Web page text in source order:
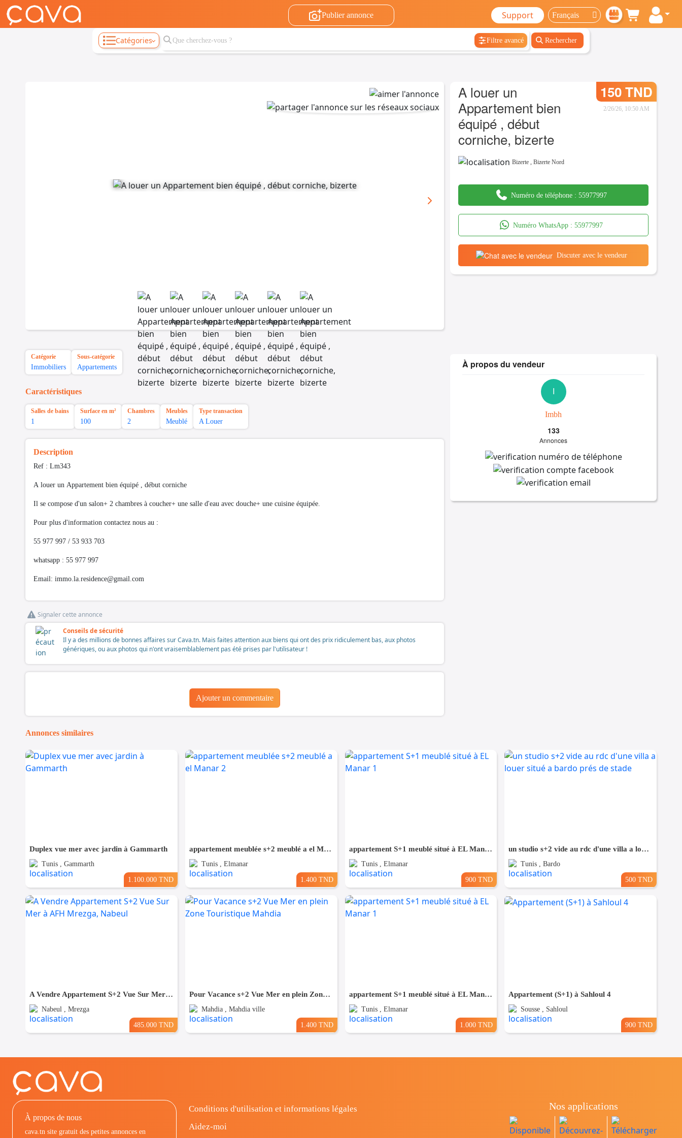
Publier annonce Support
Catégories Filtre avancé Rechercher
A louer un
Appartement bien
équipé , début
corniche, bizerte
150 TND
2/26/26, 10:50 AM
Bizerte ,Bizerte Nord
Numéro de téléphone : 55977997
Numéro WhatsApp :55977997
Discuter avec le vendeur
Catégorie
Immobiliers
Sous-catégorie
Appartements
Caractéristiques
Salles de bains
1
Surface en m²
100
Chambres
2
Meubles
Meublé
Type transaction
A Louer
Description
Ref : Lm343
A louer un Appartement bien équipé , début corniche
Il se compose d'un salon+ 2 chambres à coucher+ une salle d'eau avec douche+ une cuisine équipée.
Pour plus d'information contactez nous au :
55 977 997 / 53 933 703
whatsapp : 55 977 997
Email: immo.la.residence@gmail.com
Signaler cette annonce
Conseils de sécurité
Il y a des millions de bonnes affaires sur Cava.tn. Mais faites attention aux biens qui ont des prix ridiculement bas, aux photos
génériques, ou aux photos qui n'ont vraisemblablement pas été prises par l'utilisateur !
Ajouter un commentaire
À propos du vendeur
Imbh
133
Annonces
Annonces similaires
Duplex vue mer avec jardin à Gammarth
Tunis , Gammarth
1.100.000 TND
appartement meublée s+2 meublé a el Manar 2
Tunis , Elmanar
1.400 TND
appartement S+1 meublé situé à EL Manar 1
Tunis , Elmanar
900 TND
un studio s+2 vide au rdc d'une villa a louer situé a bardo prés de stade
Tunis , Bardo
500 TND
A Vendre Appartement S+2 Vue Sur Mer à AFH Mrezga, Nabeul
Nabeul , Mrezga
485.000 TND
Pour Vacance s+2 Vue Mer en plein Zone Touristique Mahdia
Mahdia , Mahdia ville
1.400 TND
appartement S+1 meublé situé à EL Manar 1
Tunis , Elmanar
1.000 TND
Appartement (S+1) à Sahloul 4
Sousse , Sahloul
900 TND
À propos de nous
cava.tn site gratuit des petites annonces en
Conditions d'utilisation et informations légales
Aidez-moi
Nos applications